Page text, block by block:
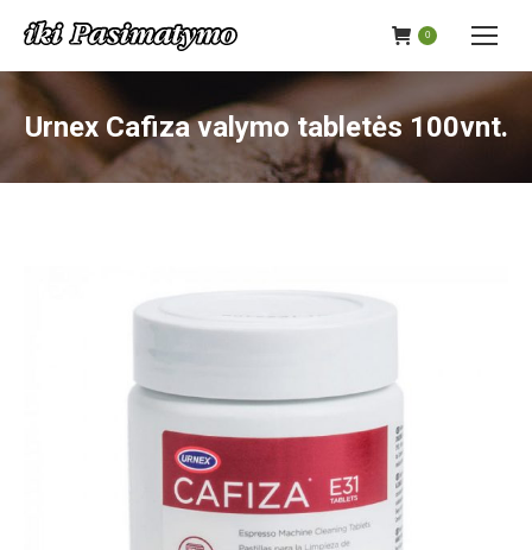
0
Urnex Cafiza valymo tabletės 100vnt.